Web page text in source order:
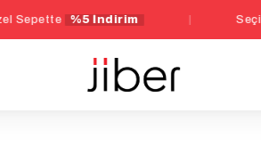
%5 İndirim | Seçili İç Giyim